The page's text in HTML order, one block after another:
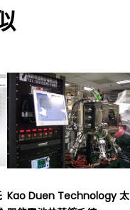
Kao Duen Technology 太